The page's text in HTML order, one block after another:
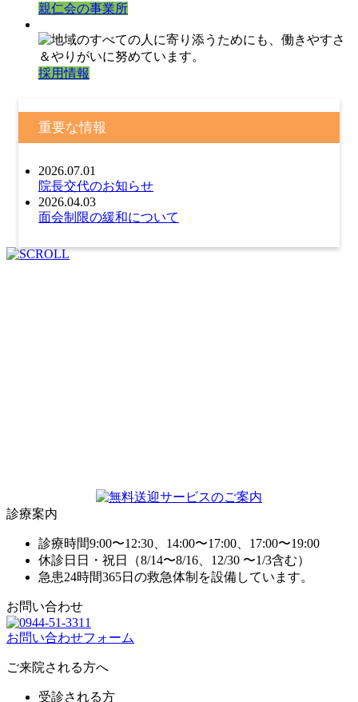
親仁会の事業所
採用情報
重要な情報
2026.07.01
院長交代のお知らせ
2026.04.03
面会制限の緩和について
診療案内
診療時間9:00〜12:30、14:00〜17:00、17:00〜19:00
休診日 日・祝日（8/14〜8/16、12/30 〜1/3含む）
急患24時間365日の救急体制を設備しています。
お問い合わせ
お問い合わせフォーム
ご来院される方へ
受診される方